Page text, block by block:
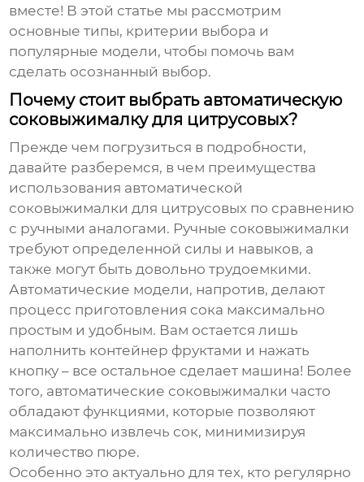
вместе! В этой статье мы рассмотрим
основные типы, критерии выбора и
популярные модели, чтобы помочь вам
сделать осознанный выбор.
Почему стоит выбрать автоматическую
соковыжималку для цитрусовых?
Прежде чем погрузиться в подробности,
давайте разберемся, в чем преимущества
использования автоматической
соковыжималки для цитрусовых по сравнению
с ручными аналогами. Ручные соковыжималки
требуют определенной силы и навыков, а
также могут быть довольно трудоемкими.
Автоматические модели, напротив, делают
процесс приготовления сока максимально
простым и удобным. Вам остается лишь
наполнить контейнер фруктами и нажать
кнопку – все остальное сделает машина! Более
того, автоматические соковыжималки часто
обладают функциями, которые позволяют
максимально извлечь сок, минимизируя
количество пюре.
Особенно это актуально для тех, кто регулярно